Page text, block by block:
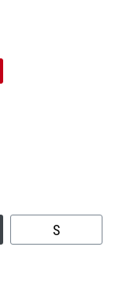
S
VERFÜGBAR.)